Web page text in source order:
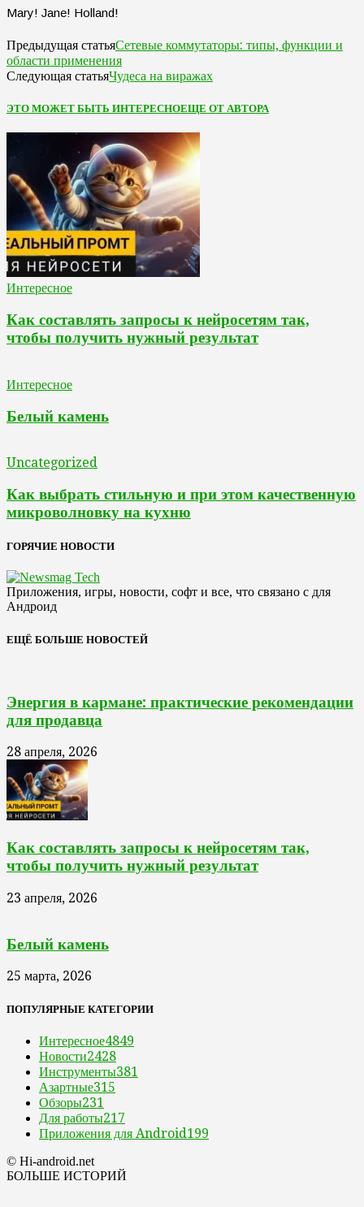
Mary! Jane! Holland!
Предыдущая статьяСетевые коммутаторы: типы, функции и
области применения
Следующая статьяЧудеса на виражах
ЭТО МОЖЕТ БЫТЬ ИНТЕРЕСНОЕЩЕ ОТ АВТОРА
Интересное
Как составлять запросы к нейросетям так,
чтобы получить нужный результат
Интересное
Белый камень
Uncategorized
Как выбрать стильную и при этом качественную
микроволновку на кухню
ГОРЯЧИЕ НОВОСТИ
Приложения, игры, новости, софт и все, что связано с для
Андроид
ЕЩЁ БОЛЬШЕ НОВОСТЕЙ
Энергия в кармане: практические рекомендации
для продавца
28 апреля, 2026
Как составлять запросы к нейросетям так,
чтобы получить нужный результат
23 апреля, 2026
Белый камень
25 марта, 2026
ПОПУЛЯРНЫЕ КАТЕГОРИИ
Интересное4849
Новости2428
Инструменты381
Азартные315
Обзоры231
Для работы217
Приложения для Android199
© Hi-android.net
БОЛЬШЕ ИСТОРИЙ